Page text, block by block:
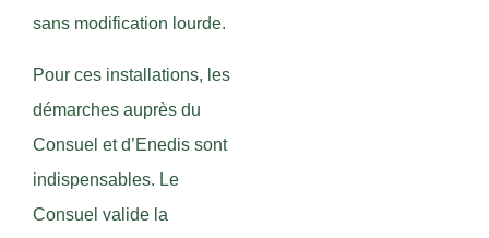
sans modification lourde.
Pour ces installations, les
démarches auprès du
Consuel et d’Enedis sont
indispensables. Le
Consuel valide la